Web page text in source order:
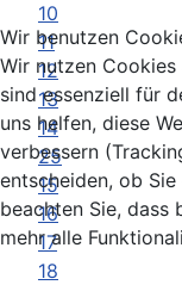
10
11
12
13
14
25
15
16
17
18
Wir benutzen
Wir nutzen Cookies
sind essenziell für
uns helfen, diese
verbessern
entscheiden, ob
beachten Sie, dass
mehr alle